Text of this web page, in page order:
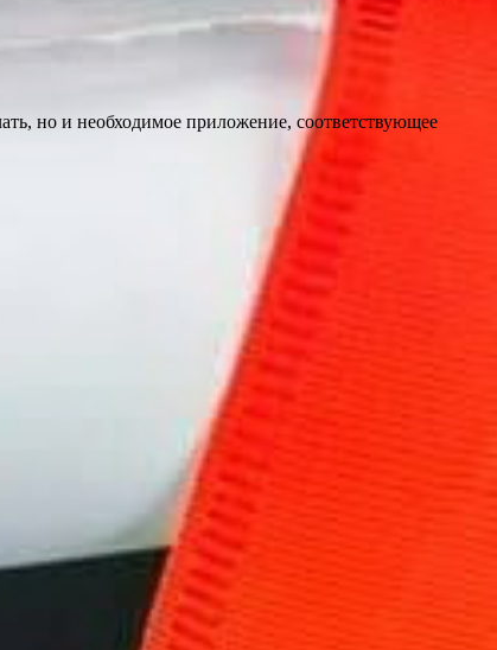
но и необходимое приложение, соответствующее